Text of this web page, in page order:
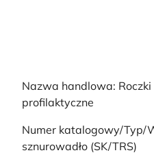
Nazwa handlowa:
profilaktyczne
Numer katalogowy/Typ/
sznurowadło (SK/TRS)